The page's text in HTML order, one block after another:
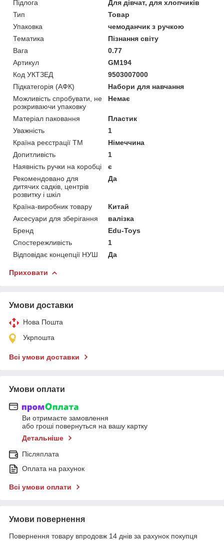
Підлога
Для дівчат, для хлопчиків
Тип
Товар
Упаковка
чемоданчик з ручкою
Тематика
Пізнання світу
Вага
0.77
Артикул
GM194
Код УКТЗЕД
9503007000
Підкатегорія (АФК)
Набори для навчання
Можливість спробувати, не
розкриваючи упаковку
Немає
Матеріал паковання
Пластик
Уважність
1
Країна реєстрації ТМ
Німеччина
Допитливість
1
Наявність ручки на коробці
є
Рекомендовано для
дитячих садків, центрів
розвитку і шкіл
Да
Країна-виробник товару
Китай
Аксесуари для зберігання
валізка
Бренд
Edu-Toys
Спостережливість
1
Відповідає концепції НУШ
Да
Приховати
Умови доставки
Нова Пошта
Укрпошта
Всі умови доставки
Умови оплати
Ви отримаєте замовлення
або гроші повернуться на вашу картку
Детальніше
Післяплата
Оплата на рахунок
Всі умови оплати
Умови повернення
Повернення товару впродовж 14 днів за рахунок покупця